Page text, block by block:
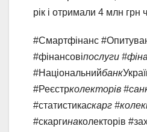
рік і отримали 4 млн грн
#Смартфінанс
#фінансовіпослуги
#Національнийбанк
#Реєстрколекторів
#статистикаскарг
#скаргинаколекторів